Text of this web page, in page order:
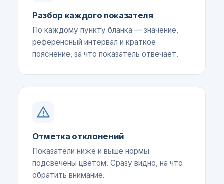
Разбор каждого показателя
По каждому пункту бланка — значение,
референсный интервал и краткое
пояснение, за что показатель отвечает.
Отметка отклонений
Показатели ниже и выше нормы
подсвечены цветом. Сразу видно, на что
обратить внимание.